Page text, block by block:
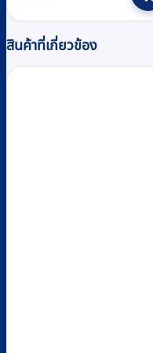
สินค้าที่เกี่ยวข้อง